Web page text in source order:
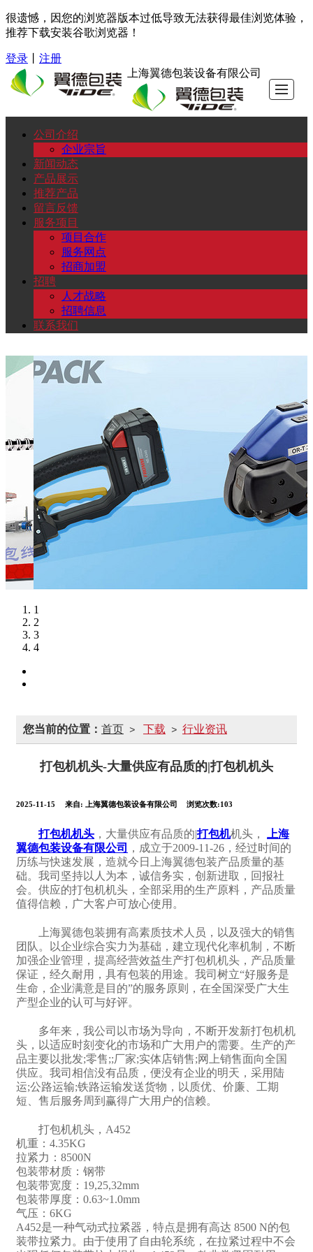
很遗憾，因您的浏览器版本过低导致无法获得最佳浏览体验，
推荐下载安装谷歌浏览器！
登录
注册
上海翼德包装设备有限公司
公
介
新
闻
动
态 示
公司介绍
企业宗旨
新闻动态
产品展示
推荐产品
留言反馈
服务项目
项目合作
服务网点
招商加盟
招聘
人才战略
招聘信息
联系我们
1
2
3
4
您当前的位置： 首页 > 下载 > 行业资讯
打包机机头-大量供应有品质的|打包机机头
2025-11-15 来自: 上海翼德包装设备有限公司 浏览次数:103
打包机机头 ，大量供应有品质的|打包机机头，
上海
翼德包装设备有限公司
，成立于2009-11-26，经过时间的
历练与快速发展，造就今日上海翼德包装产品质量的基
础。我司坚持以人为本，诚信务实，创新进取，回报社
会。供应的打包机机头，全部采用的生产原料，产品质量
值得信赖，广大客户可放心使用。
上海翼德包装拥有高素质技术人员，以及强大的销售
团队。以企业综合实力为基础，建立现代化率机制，不断
加强企业管理，提高经营效益生产打包机机头，产品质量
保证，经久耐用，具有包装的用途。我司树立“好服务是
生命，企业满意是目的”的服务原则，在全国深受广大生
产型企业的认可与好评。
多年来，我公司以市场为导向，不断开发新打包机机
头，以适应时刻变化的市场和广大用户的需要。生产的产
品主要以批发;零售;;厂家;实体店销售;网上销售面向全国
供应。我司相信没有品质，便没有企业的明天，采用陆
运;公路运输;铁路运输发送货物，以质优、价廉、工期
短、售后服务周到赢得广大用户的信赖。
打包机机头，A452
机重：4.35KG
拉紧力：8500N
包装带材质：钢带
包装带宽度：19,25,32mm
包装带厚度：0.63~1.0mm
气压：6KG
A452是一种气动式拉紧器，特点是拥有高达 8500 N的包
装带拉紧力。由于使用了自由轮系统，在拉紧过程中不会